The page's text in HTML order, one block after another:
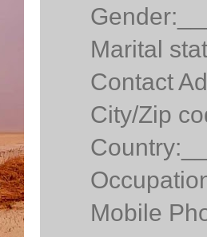
Marital
Contact
City/Zip
Mobile